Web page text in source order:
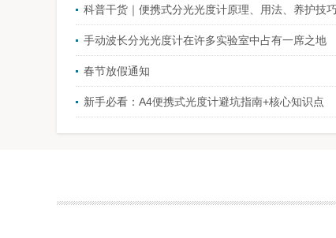
手动波长分光光度计在许多实验室中占有一席之地
春节放假通知
新手必看：A4便携式光度计避坑指南+核心知识点